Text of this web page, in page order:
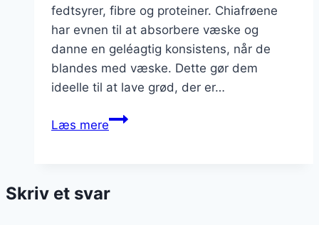
fedtsyrer, fibre og proteiner. Chiafrøene
har evnen til at absorbere væske og
danne en geléagtig konsistens, når de
blandes med væske. Dette gør dem
ideelle til at lave grød, der er…
Læs mereChiagrød
granatæble
Skriv et svar